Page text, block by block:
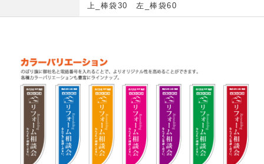
上_棒袋30 左_棒袋60